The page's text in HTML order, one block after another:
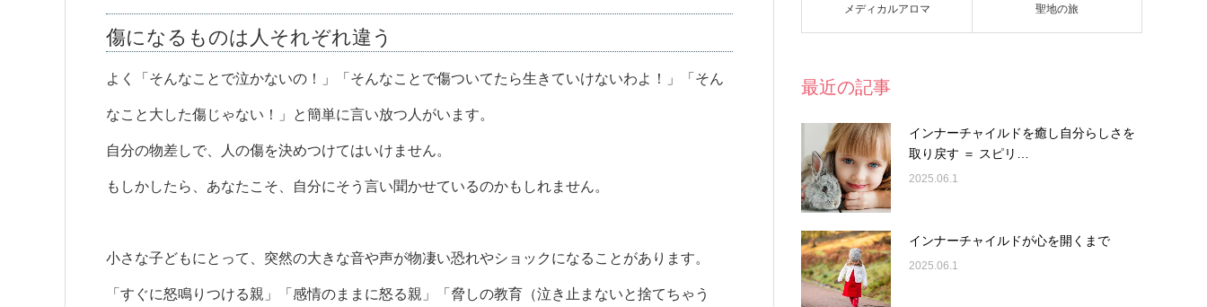
傷になるものは人それぞれ違う
よく「そんなことで泣かないの！」「そんなことで傷ついてたら生きていけないわよ！」「そん
なこと大した傷じゃない！」と簡単に言い放つ人がいます。
自分の物差しで、人の傷を決めつけてはいけません。
もしかしたら、あなたこそ、自分にそう言い聞かせているのかもしれません。
小さな子どもにとって、突然の大きな音や声が物凄い恐れやショックになることがあります。
「すぐに怒鳴りつける親」「感情のままに怒る親」「脅しの教育（泣き止まないと捨てちゃう
メディカルアロマ 聖地の旅
最近の記事
インナーチャイルドを癒し自分らしさを
取り戻す ＝ スピリ…
2025.06.1
インナーチャイルドが心を開くまで
2025.06.1